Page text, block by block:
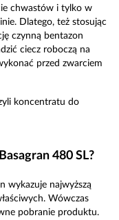
chwastów i tylko w
Dlatego, też stosując
czynną bentazon
ciecz roboczą na
przed zwarciem
koncentratu do
480 SL?
wykazuje najwyższą
Wówczas
pobranie produktu.